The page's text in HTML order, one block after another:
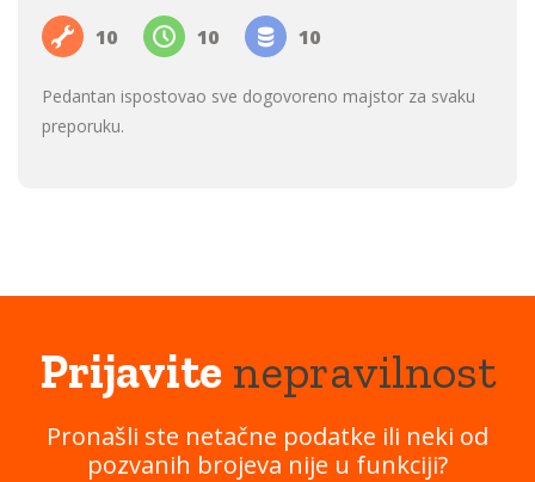
10 10 10
Pedantan ispostovao sve dogovoreno majstor za svaku
preporuku.
Prijavitenepravilnost
Pronašli ste netačne podatke ili neki od
pozvanih brojeva nije u funkciji?